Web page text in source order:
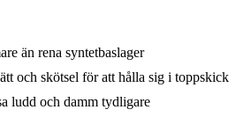
än rena syntetbaslager
och skötsel för att hålla sig i toppskick
ludd och damm tydligare